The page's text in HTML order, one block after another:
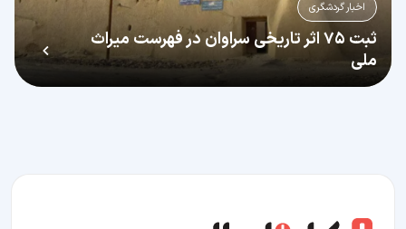
اخبار گردشگری
ثبت ۷۵ اثر تاریخی سراوان در فهرست میراث
ملی